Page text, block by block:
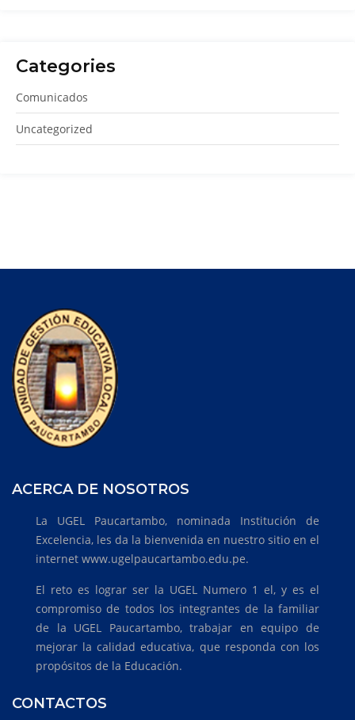
Categories
Comunicados
Uncategorized
ACERCA DE NOSOTROS
La UGEL Paucartambo, nominada Institución de
Excelencia, les da la bienvenida en nuestro sitio en el
internet www.ugelpaucartambo.edu.pe.
El reto es lograr ser la UGEL Numero 1 el, y es el
compromiso de todos los integrantes de la familiar
de la UGEL Paucartambo, trabajar en equipo de
mejorar la calidad educativa, que responda con los
propósitos de la Educación.
CONTACTOS